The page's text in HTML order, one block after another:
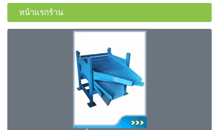
หน้าแรกร้าน